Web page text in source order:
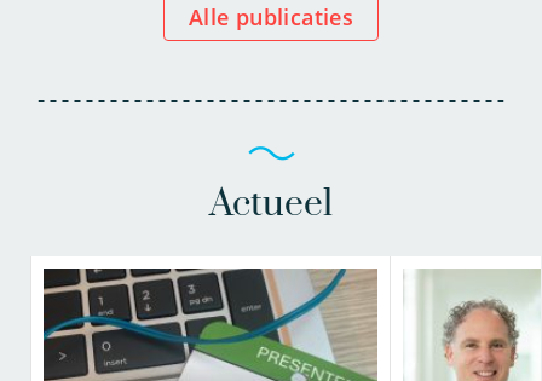
Alle publicaties
Actueel